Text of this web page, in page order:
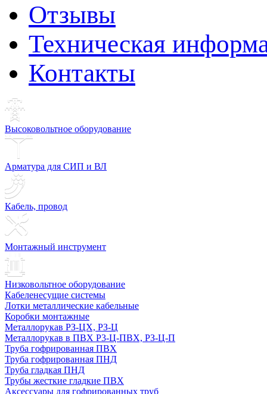
Отзывы
Техническая
Контакты
Высоковольтное оборудование
Арматура для СИП и ВЛ
Кабель, провод
Монтажный инструмент
Низковольтное оборудование
Кабеленесущие системы
Лотки металлические кабельные
Коробки монтажные
Металлорукав РЗ-ЦХ, РЗ-Ц
Металлорукав в ПВХ Р3-Ц-ПВХ, РЗ-Ц-П
Труба гофрированная ПВХ
Труба гофрированная ПНД
Труба гладкая ПНД
Трубы жесткие гладкие ПВХ
Аксессуары для гофрированных труб